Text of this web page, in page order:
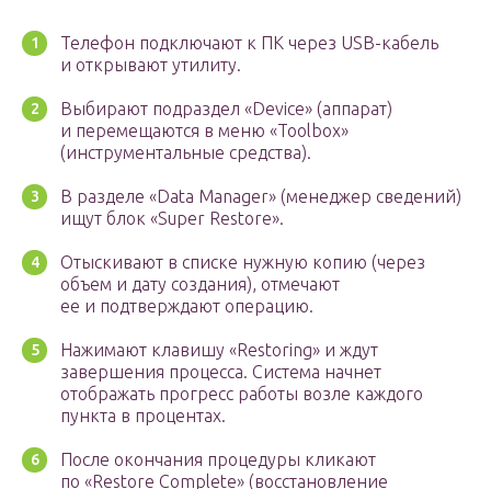
Телефон подключают к ПК через USB-кабель
и открывают утилиту.
Выбирают подраздел «Device» (аппарат)
и перемещаются в меню «Toolbox»
(инструментальные средства).
В разделе «Data Manager» (менеджер сведений)
ищут блок «Super Restore».
Отыскивают в списке нужную копию (через
объем и дату создания), отмечают
ее и подтверждают операцию.
Нажимают клавишу «Restoring» и ждут
завершения процесса. Система начнет
отображать прогресс работы возле каждого
пункта в процентах.
После окончания процедуры кликают
по «Restore Complete» (восстановление